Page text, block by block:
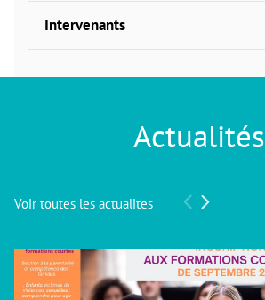
Intervenants
Actualités
Voir toutes les actualites